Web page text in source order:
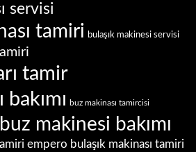
servisi
tamiri bulaşık makinesi servisi
tamir
buz makinası tamircisi
buz makinesi bakımı
empero bulaşık makinası tamiri